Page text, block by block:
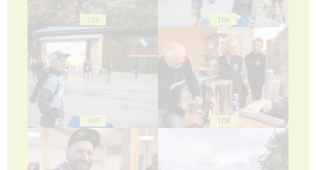
105 106
107 108